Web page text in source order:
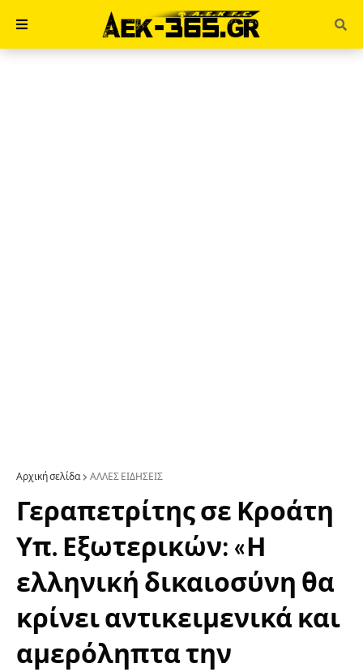
Αρχική σελίδα ΑΛΛΕΣ ΕΙΔΗΣΕΙΣ
Γεραπετρίτης σε Κροάτη
Υπ. Εξωτερικών: «Η
ελληνική δικαιοσύνη θα
κρίνει αντικειμενικά και
αμερόληπτα την